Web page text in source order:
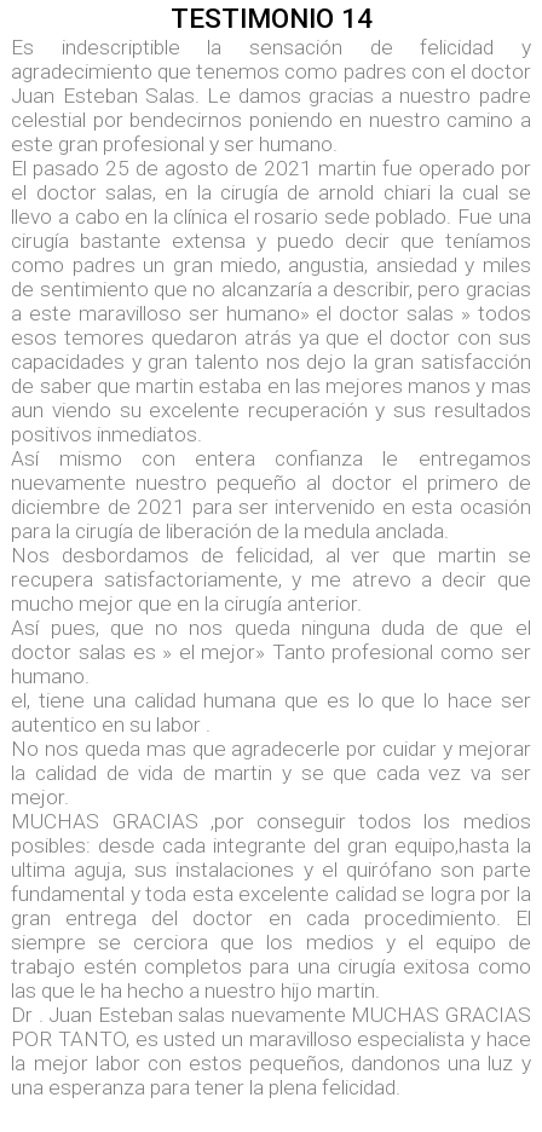
TESTIMONIO 14
Es indescriptible la sensación de felicidad y
agradecimiento que tenemos como padres con el doctor
Juan Esteban Salas. Le damos gracias a nuestro padre
celestial por bendecirnos poniendo en nuestro camino a
este gran profesional y ser humano.
El pasado 25 de agosto de 2021 martin fue operado por
el doctor salas, en la cirugía de arnold chiari la cual se
llevo a cabo en la clínica el rosario sede poblado. Fue una
cirugía bastante extensa y puedo decir que teníamos
como padres un gran miedo, angustia, ansiedad y miles
de sentimiento que no alcanzaría a describir, pero gracias
a este maravilloso ser humano» el doctor salas » todos
esos temores quedaron atrás ya que el doctor con sus
capacidades y gran talento nos dejo la gran satisfacción
de saber que martin estaba en las mejores manos y mas
aun viendo su excelente recuperación y sus resultados
positivos inmediatos.
Así mismo con entera confianza le entregamos
nuevamente nuestro pequeño al doctor el primero de
diciembre de 2021 para ser intervenido en esta ocasión
para la cirugía de liberación de la medula anclada.
Nos desbordamos de felicidad, al ver que martin se
recupera satisfactoriamente, y me atrevo a decir que
mucho mejor que en la cirugía anterior.
Así pues, que no nos queda ninguna duda de que el
doctor salas es » el mejor» Tanto profesional como ser
humano.
el, tiene una calidad humana que es lo que lo hace ser
autentico en su labor .
No nos queda mas que agradecerle por cuidar y mejorar
la calidad de vida de martin y se que cada vez va ser
mejor.
MUCHAS GRACIAS ,por conseguir todos los medios
posibles: desde cada integrante del gran equipo,hasta la
ultima aguja, sus instalaciones y el quirófano son parte
fundamental y toda esta excelente calidad se logra por la
gran entrega del doctor en cada procedimiento. El
siempre se cerciora que los medios y el equipo de
trabajo estén completos para una cirugía exitosa como
las que le ha hecho a nuestro hijo martin.
Dr . Juan Esteban salas nuevamente MUCHAS GRACIAS
POR TANTO, es usted un maravilloso especialista y hace
la mejor labor con estos pequeños, dandonos una luz y
una esperanza para tener la plena felicidad.